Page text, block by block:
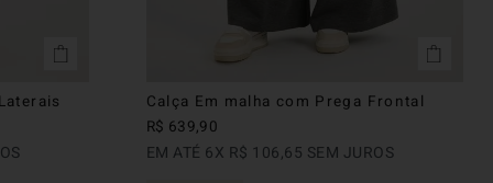
Calça Em malha com Prega Frontal
R$ 639,90
EM ATÉ 6X R$ 106,65 SEM JUROS